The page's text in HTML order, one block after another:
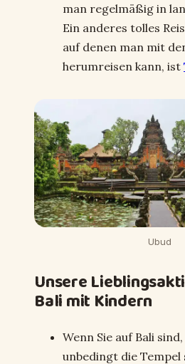
man regelmäßig in
Ein anderes tolles
auf denen man mit
herumreisen kann, ist
Ubud
Unsere
Bali mit Kindern
Wenn Sie auf Bali
unbedingt die Tempel